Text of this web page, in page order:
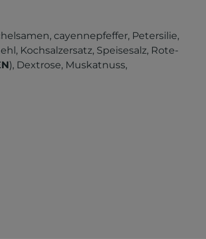
cayennepfeffer, Petersilie,
Kochsalzersatz, Speisesalz, Rote-
), Dextrose, Muskatnuss,